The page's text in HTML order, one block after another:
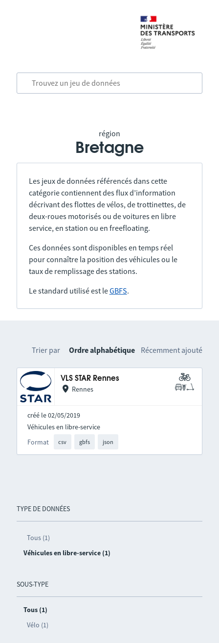
région
Bretagne
Les jeux de données référencés dans cette
catégorie contiennent des flux d’information
décrivant des flottes de vélos, de trottinettes, de
deux-roues motorisés ou de voitures en libre
service, en station ou en freefloating.
Ces données sont disponibles en temps réel
pour connaître la position des véhicules ou le
taux de remplissage des stations.
Le standard utilisé est leGBFS.
TYPE DE DONNÉES
Tous (1)
Véhicules en libre-service (1)
SOUS-TYPE
Tous (1)
Vélo (1)
Trier par Ordre alphabétique Récemment ajouté
VLS STAR Rennes
Rennes
créé le 02/05/2019
Format csv gbfs json
Véhicules en libre-service